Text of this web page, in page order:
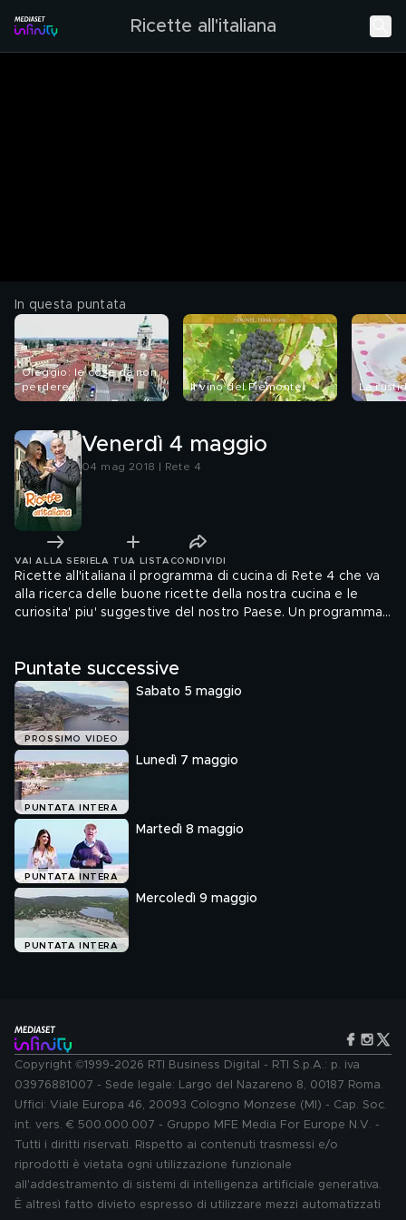
Ricette all'italiana
In questa puntata
Oleggio: le cose da non
perdere
Il vino del Piemonte La
Venerdì 4 maggio
04 mag 2018 | Rete 4
VAI ALLA SERIE LA TUA LISTA CONDIVIDI
Ricette all'italiana il programma di cucina di Rete 4 che va
alla ricerca delle buone ricette della nostra cucina e le
curiosita' piu' suggestive del nostro Paese. Un programma
portano nelle localita' piu' belle d'Italia alla scoperta delle
unicita' gastronomiche e culturali del Belpaese.
Puntate successive
PROSSIMO VIDEO
Sabato 5 maggio
PUNTATA INTERA
Lunedì 7 maggio
PUNTATA INTERA
Martedì 8 maggio
PUNTATA INTERA
Mercoledì 9 maggio
Copyright ©1999-2026 RTI Business Digital - RTI S.p.A.: p. iva
03976881007 - Sede legale: Largo del Nazareno 8, 00187 Roma.
Uffici: Viale Europa 46, 20093 Cologno Monzese (MI) - Cap. Soc.
int. vers. € 500.000.007 - Gruppo MFE Media For Europe N.V. -
Tutti i diritti riservati. Rispetto ai contenuti trasmessi e/o
riprodotti è vietata ogni utilizzazione funzionale
all'addestramento di sistemi di intelligenza artificiale generativa.
È altresì fatto divieto espresso di utilizzare mezzi automatizzati